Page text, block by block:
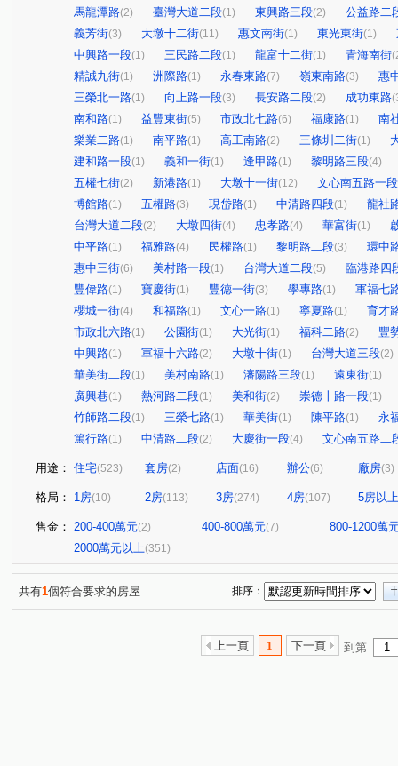
馬龍潭路(2) 臺灣大道二段(1) 東興路三段(2)
公益路二
義芳街(3) 大墩十二街(11) 惠文南街(1) 東光東街(1)
中興路一段(1) 三民路二段(1) 龍富十二街(1) 青海南街
精誠九街(1) 洲際路(1) 永春東路(7) 嶺東南路(3)
惠
三榮北一路(1) 向上路一段(3) 長安路二段(2) 成功東路
南和路(1) 益豐東街(5) 市政北七路(6) 福康路(1)
南
樂業二路(1) 南平路(1) 高工南路(2) 三條圳二街(1)
建和路一段(1) 義和一街(1) 逢甲路(1) 黎明路三段(4)
五權七街(2) 新港路(1) 大墩十一街(12)
文心南五路一段
博館路(1) 五權路(3) 現岱路(1) 中清路四段(1)
龍社
台灣大道二段(2) 大墩四街(4) 忠孝路(4) 華富街(1)
中平路(1) 福雅路(4) 民權路(1) 黎明路二段(3)
環中
惠中三街(6) 美村路一段(1) 台灣大道二段(5)
臨港路四
豐偉路(1) 寶慶街(1) 豐德一街(3) 學專路(1)
軍福七
櫻城一街(4) 和福路(1) 文心一路(1) 寧夏路(1)
育才
市政北六路(1) 公園街(1) 大光街(1) 福科二路(2)
豐
中興路(1) 軍福十六路(2) 大墩十街(1) 台灣大道三段(2)
華美街二段(1) 美村南路(1) 瀋陽路三段(1) 遠東街(1)
廣興巷(1) 熱河路二段(1) 美和街(2) 崇德十路一段(1)
竹師路二段(1) 三榮七路(1) 華美街(1) 陳平路(1)
永
篤行路(1) 中清路二段(2) 大慶街一段(4) 文心南五路二
用途： 住宅(523) 套房(2) 店面(16) 辦公(6) 廠房(3)
格局： 1房(10) 2房(113) 3房(274) 4房(107) 5房以上
售金： 200-400萬元(2) 400-800萬元(7)
800-1200萬
2000萬元以上(351)
共有1個符合要求的房屋 排序：
上一頁 1 下一頁 到第